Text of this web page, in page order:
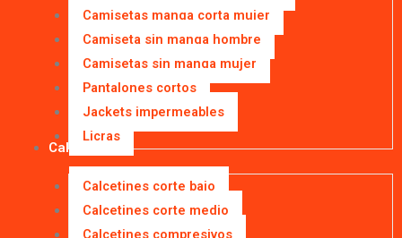
Camisetas manga corta mujer
Camiseta sin manga hombre
Camisetas sin manga mujer
Pantalones cortos
Jackets impermeables
Licras
Calcetines
Calcetines corte bajo
Calcetines corte medio
Calcetines compresivos